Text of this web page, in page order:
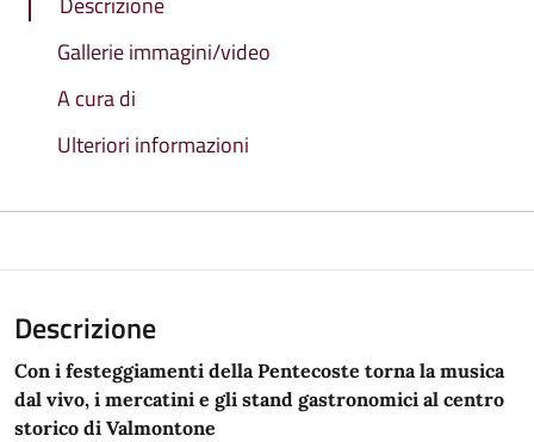
Gallerie immagini/video
A cura di
Ulteriori informazioni
Descrizione
Con i festeggiamenti della Pentecoste torna la musica
dal vivo, i mercatini e gli stand gastronomici al centro
storico di Valmontone